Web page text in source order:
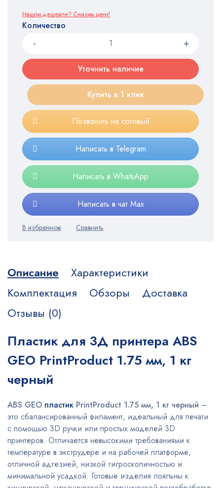
Нашли дешевле? Снизим цену!
Количество
Уточнить наличие
Купить в 1 клик
Позвонить на сотовый
Написать в Telegram
Написать в WhatsApp
Написать в чат Max
Описание
Характеристики
Комплектация
Обзоры
Доставка
Отзывы (0)
Пластик для 3Д принтера ABS
GEO PrintProduct 1.75 мм, 1 кг
черный
ABS GEO пластик PrintProduct 1.75 мм, 1 кг черный –
это сбалансированный филамент, идеальный для печати
с помощью 3D ручки или простых моделей 3D
принтеров. Отличается невысокими требованиями к
температуре в экструдере и на рабочей платформе,
отличной адгезией, низкой гигроскопичностью и
минимальной усадкой. Готовые изделия лояльны к